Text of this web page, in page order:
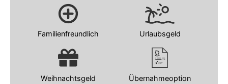
Familienfreundlich Urlaubsgeld
Weihnachtsgeld Übernahmeoption